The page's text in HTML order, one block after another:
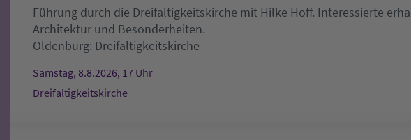
Führung durch die Dreifaltigkeitskirche mit Hilke Hoff. Interessierte
Architektur und Besonderheiten.
Oldenburg: Dreifaltigkeitskirche
Samstag, 8.8.2026, 17 Uhr
Dreifaltigkeitskirche